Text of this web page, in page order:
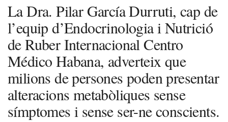
La Dra. Pilar García Durruti, cap de
l’equip d’Endocrinologia i Nutrició
de Ruber Internacional Centro
Médico Habana, adverteix que
milions de persones poden presentar
alteracions metabòliques sense
símptomes i sense ser-ne conscients.